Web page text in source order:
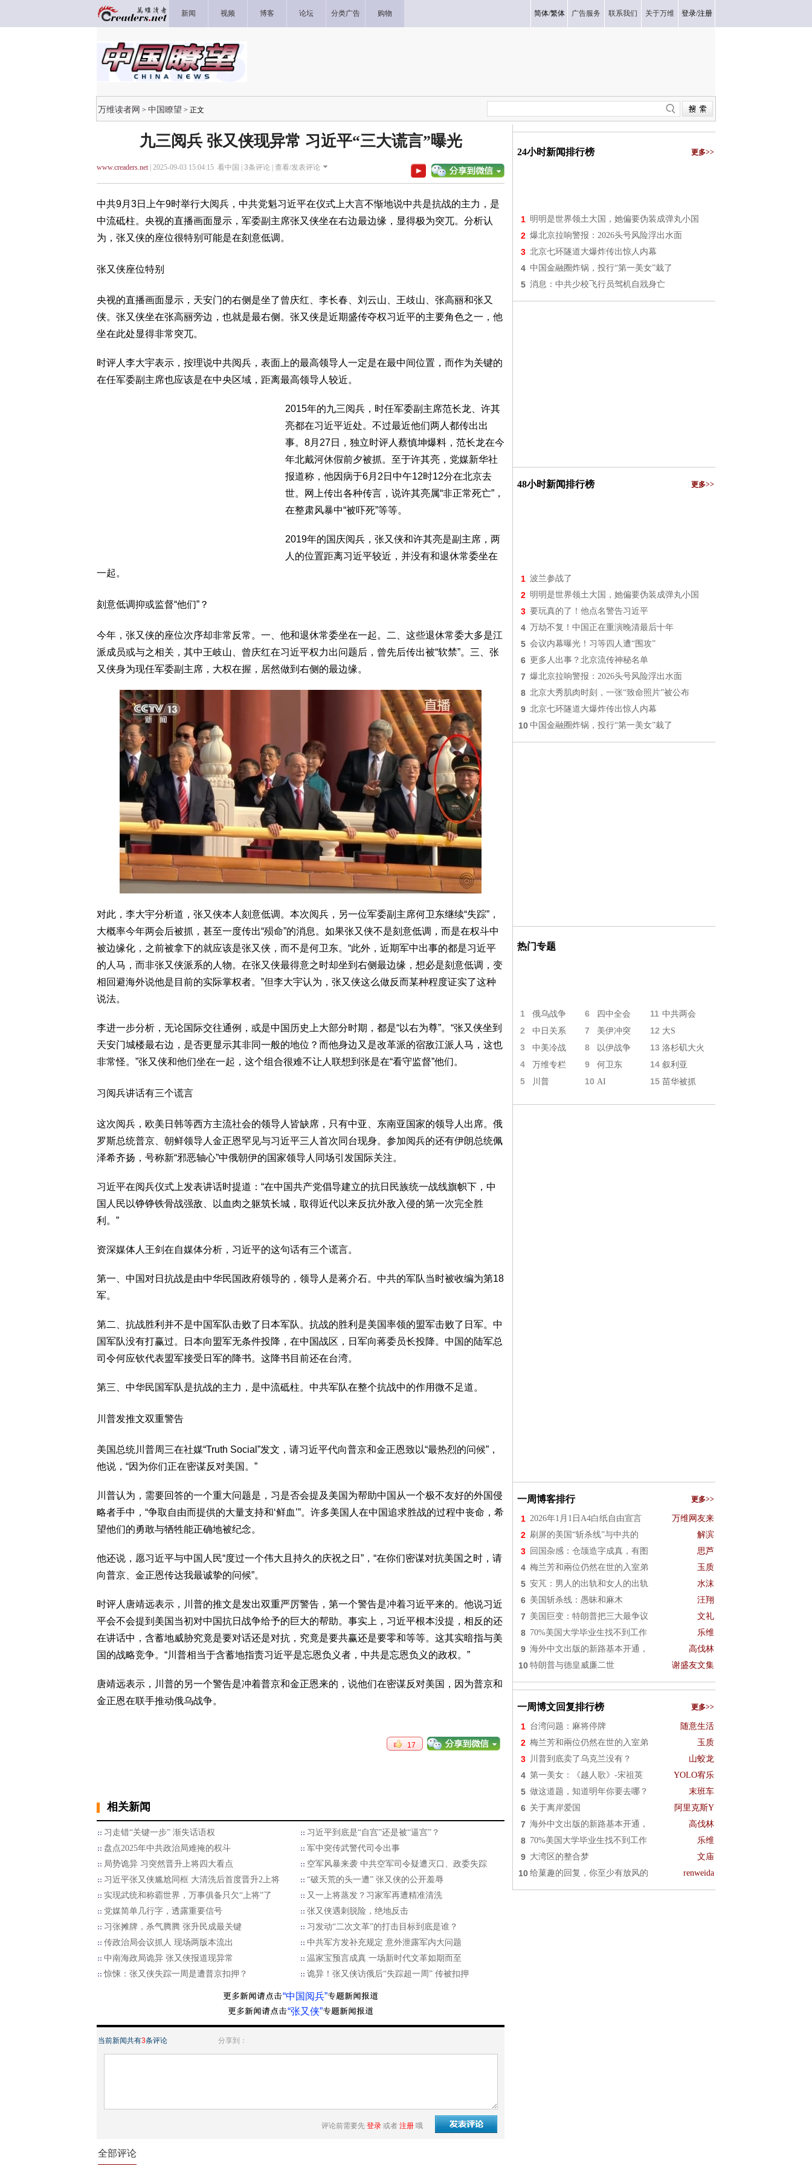
新闻 视频 博客 论坛 分类广告 购物 简体/繁体 广告服务 联系我们 关于万维 登录/注册
万维读者网 > 中国瞭望 > 正文
九三阅兵 张又侠现异常 习近平“三大谎言”曝光
www.creaders.net| 2025-09-03 15:04:15 看中国 | 3条评论 | 查看/发表评论
中共9月3日上午9时举行大阅兵，中共党魁习近平在仪式上大言不惭地说中共是抗战的主力，是
中流砥柱。央视的直播画面显示，军委副主席张又侠坐在右边最边缘，显得极为突兀。分析认
为，张又侠的座位很特别可能是在刻意低调。
张又侠座位特别
央视的直播画面显示，天安门的右侧是坐了曾庆红、李长春、刘云山、王歧山、张高丽和张又
侠。张又侠坐在张高丽旁边，也就是最右侧。张又侠是近期盛传夺权习近平的主要角色之一，他
坐在此处显得非常突兀。
时评人李大宇表示，按理说中共阅兵，表面上的最高领导人一定是在最中间位置，而作为关键的
在任军委副主席也应该是在中央区域，距离最高领导人较近。
2015年的九三阅兵，时任军委副主席范长龙、许其
亮都在习近平近处。不过最近他们两人都传出出
事。8月27日，独立时评人蔡慎坤爆料，范长龙在今
年北戴河休假前夕被抓。至于许其亮，党媒新华社
报道称，他因病于6月2日中午12时12分在北京去
世。网上传出各种传言，说许其亮属“非正常死亡”，
在整肃风暴中“被吓死”等等。
2019年的国庆阅兵，张又侠和许其亮是副主席，两
人的位置距离习近平较近，并没有和退休常委坐在
一起。
刻意低调抑或监督“他们”？
今年，张又侠的座位次序却非常反常。一、他和退休常委坐在一起。二、这些退休常委大多是江
派成员或与之相关，其中王岐山、曾庆红在习近平权力出问题后，曾先后传出被“软禁”。三、张
又侠身为现任军委副主席，大权在握，居然做到右侧的最边缘。
对此，李大宇分析道，张又侠本人刻意低调。本次阅兵，另一位军委副主席何卫东继续“失踪”，
大概率今年两会后被抓，甚至一度传出“殒命”的消息。如果张又侠不是刻意低调，而是在权斗中
被边缘化，之前被拿下的就应该是张又侠，而不是何卫东。“此外，近期军中出事的都是习近平
的人马，而非张又侠派系的人物。在张又侠最得意之时却坐到右侧最边缘，想必是刻意低调，变
相回避海外说他是目前的实际掌权者。”但李大宇认为，张又侠这么做反而某种程度证实了这种
说法。
李进一步分析，无论国际交往通例，或是中国历史上大部分时期，都是“以右为尊”。“张又侠坐到
天安门城楼最右边，是否更显示其非同一般的地位？而他身边又是改革派的宿敌江派人马，这也
非常怪。”张又侠和他们坐在一起，这个组合很难不让人联想到张是在“看守监督”他们。
习阅兵讲话有三个谎言
这次阅兵，欧美日韩等西方主流社会的领导人皆缺席，只有中亚、东南亚国家的领导人出席。俄
罗斯总统普京、朝鲜领导人金正恩罕见与习近平三人首次同台现身。参加阅兵的还有伊朗总统佩
泽希齐扬，号称新“邪恶轴心”中俄朝伊的国家领导人同场引发国际关注。
习近平在阅兵仪式上发表讲话时提道：“在中国共产党倡导建立的抗日民族统一战线旗帜下，中
国人民以铮铮铁骨战强敌、以血肉之躯筑长城，取得近代以来反抗外敌入侵的第一次完全胜
利。”
资深媒体人王剑在自媒体分析，习近平的这句话有三个谎言。
第一、中国对日抗战是由中华民国政府领导的，领导人是蒋介石。中共的军队当时被收编为第18
军。
第二、抗战胜利并不是中国军队击败了日本军队。抗战的胜利是美国率领的盟军击败了日军。中
国军队没有打赢过。日本向盟军无条件投降，在中国战区，日军向蒋委员长投降。中国的陆军总
司令何应钦代表盟军接受日军的降书。这降书目前还在台湾。
第三、中华民国军队是抗战的主力，是中流砥柱。中共军队在整个抗战中的作用微不足道。
川普发推文双重警告
美国总统川普周三在社媒“Truth Social”发文，请习近平代向普京和金正恩致以“最热烈的问候”，
他说，“因为你们正在密谋反对美国。”
川普认为，需要回答的一个重大问题是，习是否会提及美国为帮助中国从一个极不友好的外国侵
略者手中，“争取自由而提供的大量支持和‘鲜血’”。许多美国人在中国追求胜战的过程中丧命，希
望他们的勇敢与牺牲能正确地被纪念。
他还说，愿习近平与中国人民“度过一个伟大且持久的庆祝之日”，“在你们密谋对抗美国之时，请
向普京、金正恩传达我最诚挚的问候”。
时评人唐靖远表示，川普的推文是发出双重严厉警告，第一个警告是冲着习近平来的。他说习近
平会不会提到美国当初对中国抗日战争给予的巨大的帮助。事实上，习近平根本没提，相反的还
在讲话中，含蓄地威胁究竟是要对话还是对抗，究竟是要共赢还是要零和等等。这其实暗指与美
国的战略竞争。“川普相当于含蓄地指责习近平是忘恩负义者，中共是忘恩负义的政权。”
唐靖远表示，川普的另一个警告是冲着普京和金正恩来的，说他们在密谋反对美国，因为普京和
金正恩在联手推动俄乌战争。
17
相关新闻
习走错“关键一步” 渐失话语权
习近平到底是“自宫”还是被“逼宫”？
盘点2025年中共政治局难掩的权斗
军中突传武警代司令出事
局势诡异 习突然晋升上将四大看点
空军风暴来袭 中共空军司令疑遭灭口、政委失踪
习近平张又侠尴尬同框 大清洗后首度晋升2上将
“破天荒的头一遭” 张又侠的公开羞辱
实现武统和称霸世界，万事俱备只欠“上将”了
又一上将蒸发？习家军再遭精准清洗
党媒简单几行字，透露重要信号
张又侠遇刺脱险，绝地反击
习张摊牌，杀气腾腾 张升民成最关键
习发动“二次文革”的打击目标到底是谁？
传政治局会议抓人 现场两版本流出
中共军方发补充规定 意外泄露军内大问题
中南海政局诡异 张又侠报道现异常
温家宝预言成真 一场新时代文革如期而至
惊悚：张又侠失踪一周是遭普京扣押？
诡异！张又侠访俄后“失踪超一周” 传被扣押
“中国阅兵”
“张又侠”
当前新闻共有3条评论 分享到：
评论前需要先 登录 或者 注册 哦
全部评论
24小时新闻排行榜 更多>>
1 明明是世界领土大国，她偏要伪装成弹丸小国
2 爆北京拉响警报：2026头号风险浮出水面
3 北京七环隧道大爆炸传出惊人内幕
4 中国金融圈炸锅，投行“第一美女”栽了
5 消息：中共少校飞行员驾机自戕身亡
48小时新闻排行榜 更多>>
1 波兰参战了
2 明明是世界领土大国，她偏要伪装成弹丸小国
3 要玩真的了！他点名警告习近平
4 万劫不复！中国正在重演晚清最后十年
5 会议内幕曝光！习等四人遭“围攻”
6 更多人出事？北京流传神秘名单
7 爆北京拉响警报：2026头号风险浮出水面
8 北京大秀肌肉时刻，一张“致命照片”被公布
9 北京七环隧道大爆炸传出惊人内幕
10 中国金融圈炸锅，投行“第一美女”栽了
热门专题
1 俄乌战争 6 四中全会 11 中共两会
2 中日关系 7 美伊冲突 12 大S
3 中美冷战 8 以伊战争 13 洛杉矶大火
4 万维专栏 9 何卫东 14 叙利亚
5 川普 10 AI 15 苗华被抓
一周博客排行 更多>>
1 2026年1月1日A4白纸自由宣言 万维网友来
2 刷屏的美国“斩杀线”与中共的 解滨
3 回国杂感：仓颉造字成真，有图 思芦
4 梅兰芳和兩位仍然在世的入室弟 玉质
5 安芃：男人的出轨和女人的出轨 水沫
6 美国斩杀线：愚昧和麻木 汪翔
7 美国巨变：特朗普把三大最争议 文礼
8 70%美国大学毕业生找不到工作 乐维
9 海外中文出版的新路基本开通， 高伐林
10 特朗普与德皇威廉二世 谢盛友文集
一周博文回复排行榜 更多>>
1 台湾问题：麻将停牌 随意生活
2 梅兰芳和兩位仍然在世的入室弟 玉质
3 川普到底卖了乌克兰没有？ 山蛟龙
4 第一美女：《越人歌》-宋祖英 YOLO宥乐
5 做这道题，知道明年你要去哪？ 末班车
6 关于离岸爱国 阿里克斯Y
7 海外中文出版的新路基本开通， 高伐林
8 70%美国大学毕业生找不到工作 乐维
9 大湾区的整合梦 文庙
10 给菓趣的回复，你至少有放风的 renweida